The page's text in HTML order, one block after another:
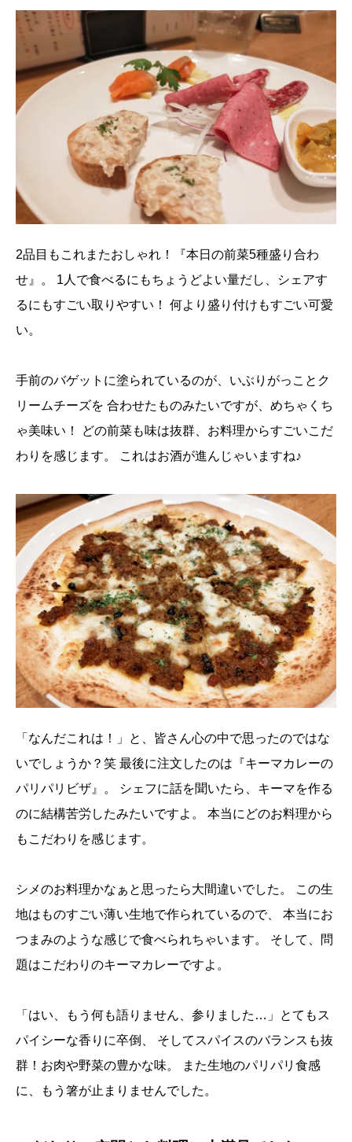
2品目もこれまたおしゃれ！『本日の前菜5種盛り合わ
せ』。
1人で食べるにもちょうどよい量だし、シェアす
るにもすごい取りやすい！
何より盛り付けもすごい可愛
い。
手前のバゲットに塗られているのが、いぶりがっことク
リームチーズを 合わせたものみたいですが、めちゃくち
ゃ美味い！
どの前菜も味は抜群、お料理からすごいこだ
わりを感じます。
これはお酒が進んじゃいますね♪
「なんだこれは！」と、皆さん心の中で思ったのではな
いでしょうか？笑 最後に注文したのは『キーマカレーの
パリパリビザ』。
シェフに話を聞いたら、キーマを作る
のに結構苦労したみたいですよ。
本当にどのお料理から
もこだわりを感じます。
シメのお料理かなぁと思ったら大間違いでした。
この生
地はものすごい薄い生地で作られているので、
本当にお
つまみのような感じで食べられちゃいます。
そして、問
題はこだわりのキーマカレーですよ。
「はい、もう何も語りません、参りました…」とてもス
パイシーな香りに卒倒、
そしてスパイスのバランスも抜
群！お肉や野菜の豊かな味。
また生地のパリパリ食感
に、もう箸が止まりませんでした。